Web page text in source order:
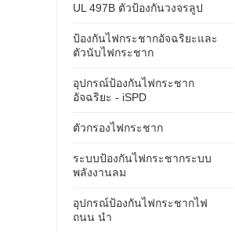
UL 497B ตัวป้องกันวงจรลูป
ป้องกันไฟกระชากอัจฉริยะและ
ตัวนับไฟกระชาก
อุปกรณ์ป้องกันไฟกระชาก
อัจฉริยะ - iSPD
ตัวกรองไฟกระชาก
ระบบป้องกันไฟกระชากระบบ
พลังงานลม
อุปกรณ์ป้องกันไฟกระชากไฟ
ถนน นำ